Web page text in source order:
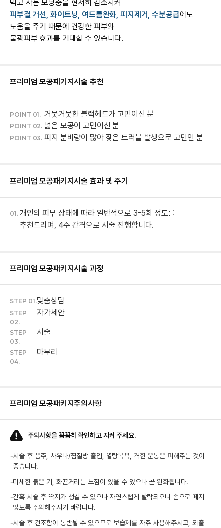
피부결 개선, 화이트닝, 여드름완화, 피지제거, 수분공급에도
도움을 주기 때문에 건강한 피부와
물광피부 효과를 기대할 수 있습니다.
프리미엄 모공패키지 시술 추천
POINT 01. 거뭇거뭇한 블랙헤드가 고민이신 분
POINT 02. 넓은 모공이 고민이신 분
POINT 03. 피지 분비량이 많아 잦은 트러블 발생으로 고민인 분
프리미엄 모공패키지 시술 효과 및 주기
01. 개인의 피부 상태에 따라 일반적으로 3-5회 정도를
추천드리며, 4주 간격으로 시술 진행합니다.
프리미엄 모공패키지 시술 과정
STEP 01.맞춤상담
STEP
02.
자가세안
STEP
03.
시술
STEP
04.
마무리
프리미엄 모공패키지 주의사항
주의사항을 꼼꼼히 확인하고 지켜 주세요.
-시술 후 음주, 사우나/찜질방 출입, 열탕목욕, 격한 운동은 피해주는 것이
좋습니다.
-미세한 붉은 기, 화끈거리는 느낌이 있을 수 있으나 곧 완화됩니다.
-간혹 시술 후 딱지가 생길 수 있으나 자연스럽게 탈락되오니 손으로 떼지
않도록 주의해주시기 바랍니다.
-시술 후 건조함이 동반될 수 있으므로 보습제를 자주 사용해주시고, 외출